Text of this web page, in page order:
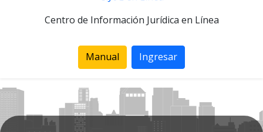
Centro de Información Jurídica en Línea
Manual Ingresar